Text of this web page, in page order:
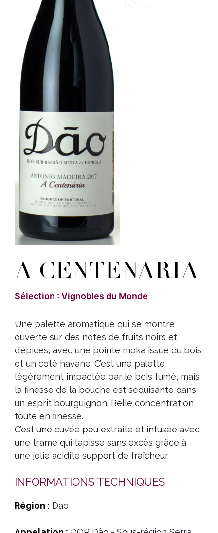
A CENTENARIA
Sélection : Vignobles du Monde
Une palette aromatique qui se montre
ouverte sur des notes de fruits noirs et
d’épices, avec une pointe moka issue du bois
et un coté havane. C’est une palette
légèrement impactée par le bois fumé, mais
la finesse de la bouche est séduisante dans
un esprit bourguignon. Belle concentration
toute en finesse.
C’est une cuvée peu extraite et infusée avec
une trame qui tapisse sans excès grâce à
une jolie acidité support de fraîcheur.
INFORMATIONS TECHNIQUES
Région : Dao